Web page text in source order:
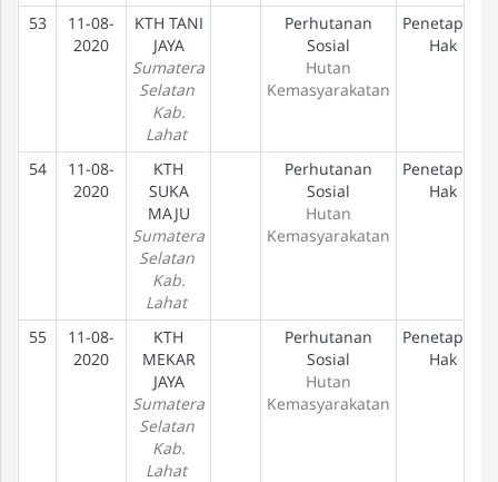
53
11-08-
2020
KTH TANI
JAYA
Sumatera
Selatan
Kab.
Lahat
Perhutanan
Sosial
Hutan
Kemasyarakatan
Penetapan
Hak
54
11-08-
2020
KTH
SUKA
MAJU
Sumatera
Selatan
Kab.
Lahat
Perhutanan
Sosial
Hutan
Kemasyarakatan
Penetapan
Hak
55
11-08-
2020
KTH
MEKAR
JAYA
Sumatera
Selatan
Kab.
Lahat
Perhutanan
Sosial
Hutan
Kemasyarakatan
Penetapan
Hak